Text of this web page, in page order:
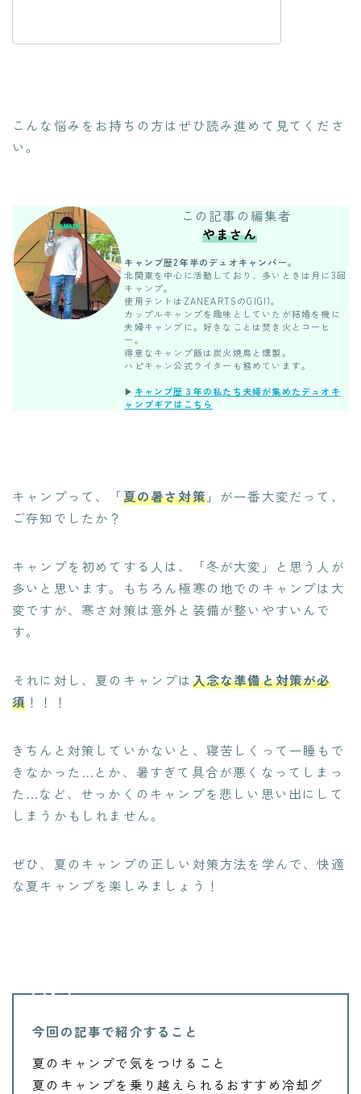
こんな悩みをお持ちの方はぜひ読み進めて見てくださ
い。
この記事の編集者
やまさん
キャンプ歴2年半のデュオキャンパー。
北関東を中心に活動しており、多いときは月に3回
キャンプ。
使用テントはZANEARTSのGIGI1。
カップルキャンプを趣味としていたが結婚を機に
夫婦キャンプに。好きなことは焚き火とコーヒ
ー。
得意なキャンプ飯は炭火焼鳥と燻製。
ハピキャン公式ライターも務めています。
▶︎ キャンプ歴３年の私たち夫婦が集めたデュオキ
ャンプギアはこちら
キャンプって、「夏の暑さ対策」が一番大変だって、
ご存知でしたか？
キャンプを初めてする人は、「冬が大変」と思う人が
多いと思います。もちろん極寒の地でのキャンプは大
変ですが、寒さ対策は意外と装備が整いやすいんで
す。
それに対し、夏のキャンプは入念な準備と対策が必
須 ！！！
きちんと対策していかないと、寝苦しくって一睡もで
きなかった…とか、暑すぎて具合が悪くなってしまっ
た…など、せっかくのキャンプを悲しい思い出にして
しまうかもしれません。
ぜひ、夏のキャンプの正しい対策方法を学んで、快適
な夏キャンプを楽しみましょう！
今回の記事で紹介すること
夏のキャンプで気をつけること
夏のキャンプを乗り越えられるおすすめ冷却グ